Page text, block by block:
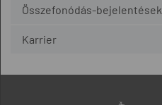
Összefonódás-bejelentések
Karrier